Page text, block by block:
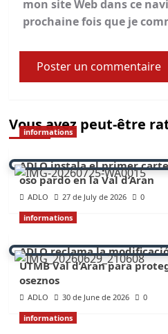
mon site Web dans ce
prochaine fois que je
Vous avez peut-être
informations
ADLO instala el primer
oso pardo en la Val d’Aran
ADLO 27 de July de 2026
0
informations
ADLO reclama la
UTMB Val d’Aran para
oseznos
ADLO 30 de June de 2026
0
informations